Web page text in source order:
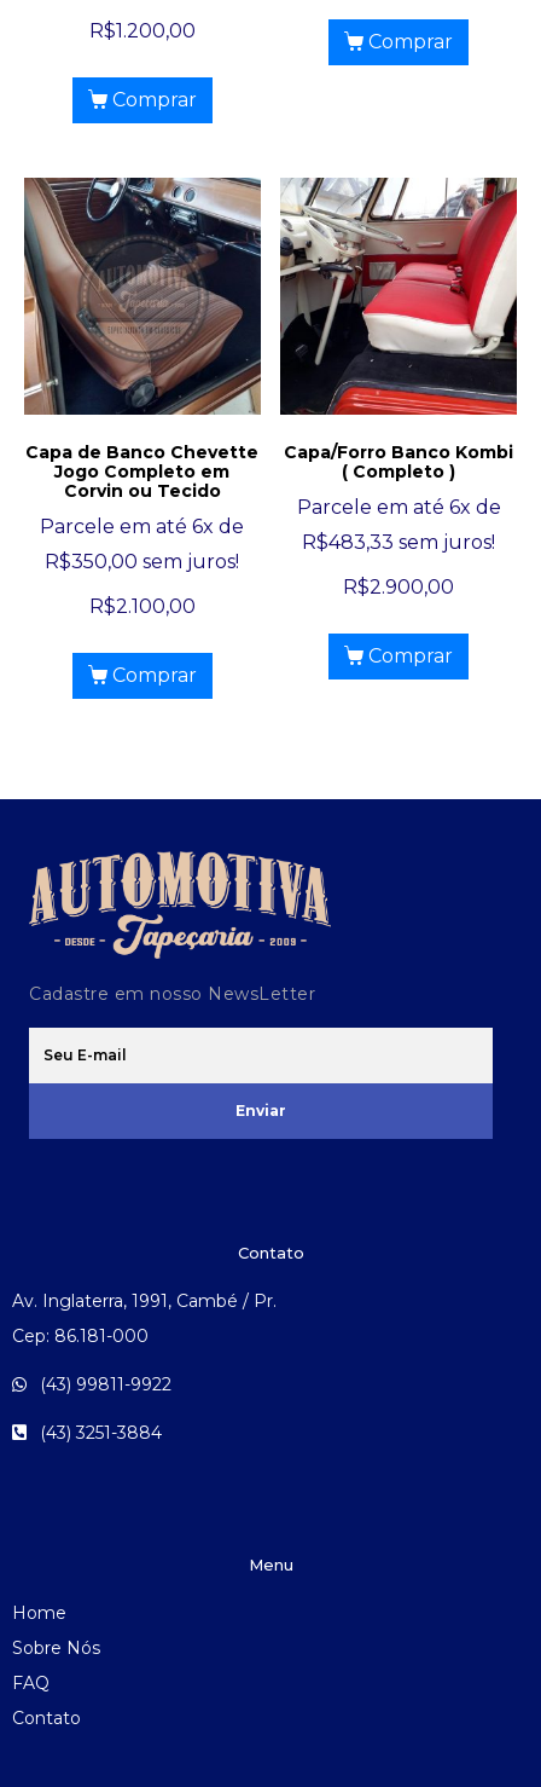
R$1.200,00
Comprar
Comprar
Capa de Banco Chevette
Jogo Completo em
Corvin ou Tecido
Parcele em até 6x de
R$350,00 sem juros!
R$2.100,00
Comprar
Capa/Forro Banco Kombi
( Completo )
Parcele em até 6x de
R$483,33 sem juros!
R$2.900,00
Comprar
Cadastre em nosso NewsLetter
Enviar
Contato
Av. Inglaterra, 1991, Cambé / Pr.
Cep: 86.181-000
(43) 99811-9922
(43) 3251-3884
Menu
Home
Sobre Nós
FAQ
Contato